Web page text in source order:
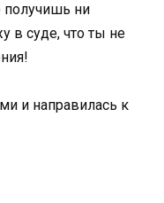
ни
в суде, что ты не
и направилась к